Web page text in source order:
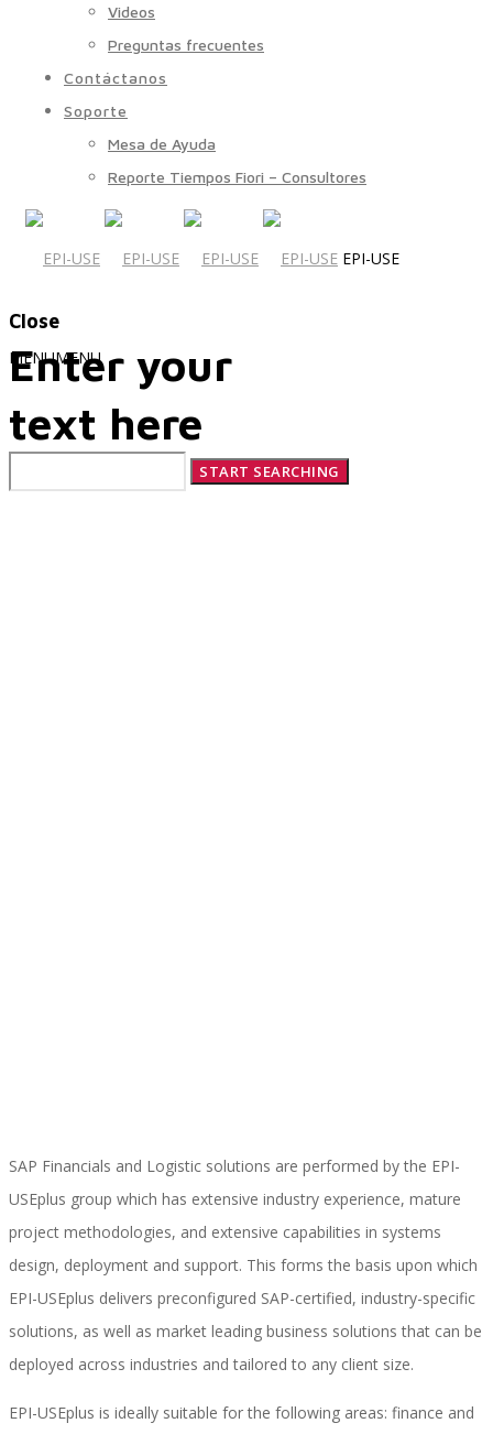
Videos
Preguntas frecuentes
Contáctanos
Soporte
Mesa de Ayuda
Reporte Tiempos Fiori – Consultores
EPI-USE
MENUMENU
Implementación Nómina Cloud Sap
SAP SuccessFactors Employee Central
Implementación Employee Central Payroll
Close
Enter your
text here
SAP Financials and Logistic solutions are performed by the EPI-
USEplus group which has extensive industry experience, mature
project methodologies, and extensive capabilities in systems
design, deployment and support. This forms the basis upon which
EPI-USEplus delivers preconfigured SAP-certified, industry-specific
solutions, as well as market leading business solutions that can be
deployed across industries and tailored to any client size.
EPI-USEplus is ideally suitable for the following areas: finance and